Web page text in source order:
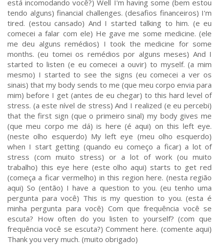
está incomodando você?) Well I'm having some (bem estou
tendo alguns) financial challenges. (desafios financeiros) I'm
tired. (estou cansado) And I started talking to him. (e eu
comecei a falar com ele) He gave me some medicine. (ele
me deu alguns remédios) I took the medicine for some
months. (eu tomei os remédios por alguns meses) And I
started to listen (e eu comecei a ouvir) to myself. (a mim
mesmo) I started to see the signs (eu comecei a ver os
sinais) that my body sends to me (que meu corpo envia para
mim) before I get (antes de eu chegar) to this hard level of
stress. (a este nível de stress) And I realized (e eu percebi)
that the first sign (que o primeiro sinal) my body gives me
(que meu corpo me dá) is here (é aqui) on this left eye.
(neste olho esquerdo) My left eye (meu olho esquerdo)
when I start getting (quando eu começo a ficar) a lot of
stress (com muito stress) or a lot of work (ou muito
trabalho) this eye here (este olho aqui) starts to get red
(começa a ficar vermelho) in this region here. (nesta região
aqui) So (então) I have a question to you. (eu tenho uma
pergunta para você) This is my question to you. (esta é
minha pergunta para você) Com que frequência você se
escuta? How often do you listen to yourself? (com que
frequência você se escuta?) Comment here. (comente aqui)
Thank you very much. (muito obrigado)